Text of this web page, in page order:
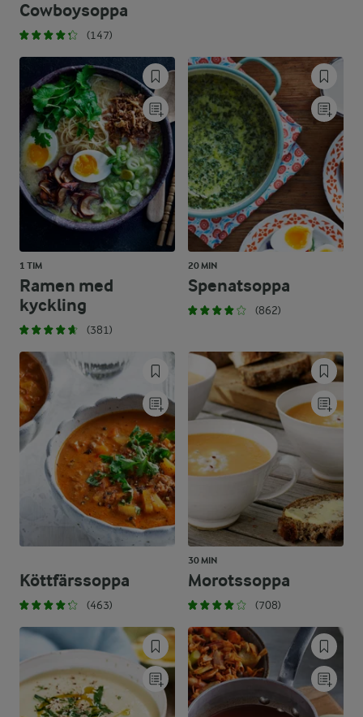
Cowboysoppa
(147)
1 TIM
Ramen med
kyckling
(381)
20 MIN
Spenatsoppa
(862)
Köttfärssoppa
(463)
30 MIN
Morotssoppa
(708)